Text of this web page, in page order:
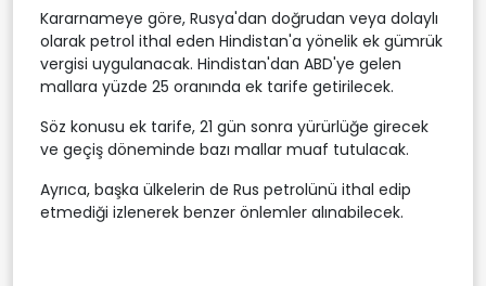
Kararnameye göre, Rusya'dan doğrudan veya dolaylı
olarak petrol ithal eden Hindistan'a yönelik ek gümrük
vergisi uygulanacak. Hindistan'dan ABD'ye gelen
mallara yüzde 25 oranında ek tarife getirilecek.
Söz konusu ek tarife, 21 gün sonra yürürlüğe girecek
ve geçiş döneminde bazı mallar muaf tutulacak.
Ayrıca, başka ülkelerin de Rus petrolünü ithal edip
etmediği izlenerek benzer önlemler alınabilecek.